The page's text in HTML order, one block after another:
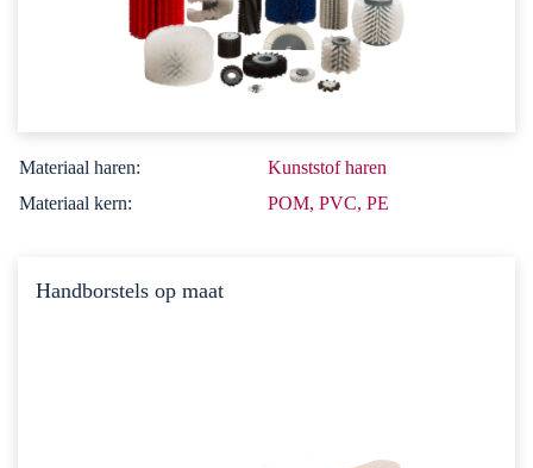
Materiaal haren:
Kunststof haren
Materiaal kern:
POM, PVC, PE
Handborstels op maat